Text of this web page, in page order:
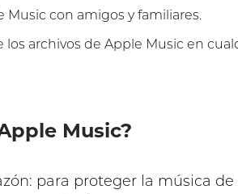
con amigos y familiares.
archivos de Apple Music en
Music?
para proteger la música